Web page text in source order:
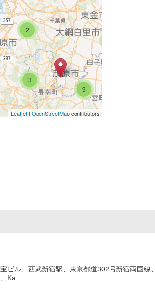
2
3
9
Leaflet | OpenStreetMapcontributors
ビル、西武新宿駅、東京都道302号新宿両国線
Ka...